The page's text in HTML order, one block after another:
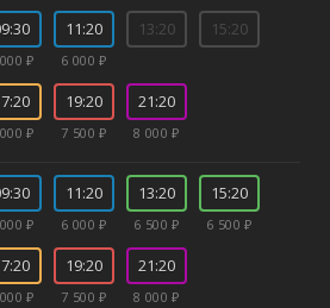
₽
11:20
6 000 ₽
13:20 15:20
₽
19:20
7 500 ₽
21:20
8 000 ₽
₽
11:20
6 000 ₽
13:20
6 500 ₽
15:20
6 500 ₽
₽
19:20
7 500 ₽
21:20
8 000 ₽